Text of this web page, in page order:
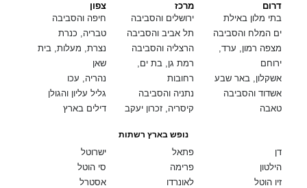
צפון
חיפה והסביבה
טבריה, כנרת
נצרת, מעלות, בית
שאן
נהריה, עכו
גליל עליון והגולן
דילים בארץ
מרכז
ירושלים והסביבה
תל אביב והסביבה
הרצליה והסביבה
רמת גן, בת ים,
רחובות
נתניה והסביבה
קיסריה, זכרון יעקב
דרום
בתי מלון באילת
ים המלח והסביבה
מצפה רמון, ערד,
ירוחם
אשקלון, באר שבע
אשדוד והסביבה
טאבה
נופש בארץ רשתות
ישרוטל
סי הוטל
אסטרל
פתאל
פרימה
לאונרדו
דן
הילטון
זיו הוטל